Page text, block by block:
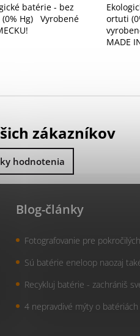
batérie - bez
Hg) Vyrobené
ortuti
MADE
zákazníkov
hodnotenia
Blog-články
Fotografovanie pre pokročilých
Sú batérie eneloop naozaj
Recykluj batérie - zachrániš
4 nepravdivé mýty o batériách